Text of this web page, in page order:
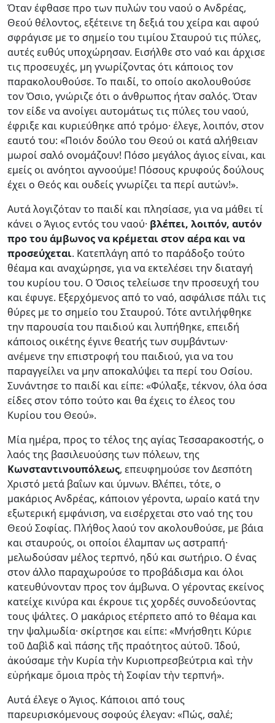
Όταν έφθασε προ των πυλών του ναού ο Ανδρέας,
Θεού θέλοντος, εξέτεινε τη δεξιά του χείρα και αφού
σφράγισε με το σημείο του τιμίου Σταυρού τις πύλες,
αυτές ευθύς υποχώρησαν. Εισήλθε στο ναό και άρχισε
τις προσευχές, μη γνωρίζοντας ότι κάποιος τον
παρακολουθούσε. Το παιδί, το οποίο ακολουθούσε
τον Όσιο, γνώριζε ότι ο άνθρωπος ήταν σαλός. Όταν
τον είδε να ανοίγει αυτομάτως τις πύλες του ναού,
έφριξε και κυριεύθηκε από τρόμο· έλεγε, λοιπόν, στον
εαυτό του: «Ποιόν δούλο του Θεού οι κατά αλήθειαν
μωροί σαλό ονομάζουν! Πόσο μεγάλος άγιος είναι, και
εμείς οι ανόητοι αγνοούμε! Πόσους κρυφούς δούλους
έχει ο Θεός και ουδείς γνωρίζει τα περί αυτών!».
Αυτά λογιζόταν το παιδί και πλησίασε, για να μάθει τί
κάνει ο Άγιος εντός του ναού· βλέπει, λοιπόν, αυτόν
προ του άμβωνος να κρέμεται στον αέρα και να
προσεύχεται. Κατεπλάγη από το παράδοξο τούτο
θέαμα και αναχώρησε, για να εκτελέσει την διαταγή
του κυρίου του. Ο Όσιος τελείωσε την προσευχή του
και έφυγε. Εξερχόμενος από το ναό, ασφάλισε πάλι τις
θύρες με το σημείο του Σταυρού. Τότε αντιλήφθηκε
την παρουσία του παιδιού και λυπήθηκε, επειδή
κάποιος οικέτης έγινε θεατής των συμβάντων·
ανέμενε την επιστροφή του παιδιού, για να του
παραγγείλει να μην αποκαλύψει τα περί του Οσίου.
Συνάντησε το παιδί και είπε: «Φύλαξε, τέκνον, όλα όσα
είδες στον τόπο τούτο και θα έχεις το έλεος του
Κυρίου του Θεού».
Μία ημέρα, προς το τέλος της αγίας Τεσσαρακοστής, ο
λαός της βασιλευούσης των πόλεων, της
Κωνσταντινουπόλεως, επευφημούσε τον Δεσπότη
Χριστό μετά βαΐων και ύμνων. Βλέπει, τότε, ο
μακάριος Ανδρέας, κάποιον γέροντα, ωραίο κατά την
εξωτερική εμφάνιση, να εισέρχεται στο ναό της του
Θεού Σοφίας. Πλήθος λαού τον ακολουθούσε, με βάια
και σταυρούς, οι οποίοι έλαμπαν ως αστραπή·
μελωδούσαν μέλος τερπνό, ηδύ και σωτήριο. Ο ένας
στον άλλο παραχωρούσε το προβάδισμα και όλοι
κατευθύνονταν προς τον άμβωνα. Ο γέροντας εκείνος
κατείχε κινύρα και έκρουε τις χορδές συνοδεύοντας
τους ψάλτες. Ο μακάριος ετέρπετο από το θέαμα και
την ψαλμωδία· σκίρτησε και είπε: «Μνήσθητι Κύριε
τοῦ Δαβὶδ καὶ πάσης τῆς πραότητος αὐτοῦ. Ἰδού,
ἀκούσαμε τὴν Κυρία τὴν Κυριοπρεσβεύτρια καὶ τὴν
εὑρήκαμε ὅμοια πρὸς τὴ Σοφίαν τὴν τερπνή».
Αυτά έλεγε ο Άγιος. Κάποιοι από τους
παρευρισκόμενους σοφούς έλεγαν: «Πώς, σαλέ;